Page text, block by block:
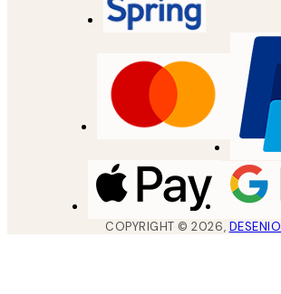
COPYRIGHT ©2026, DESENIO